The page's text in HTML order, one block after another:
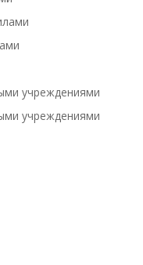
учреждениями
учреждениями